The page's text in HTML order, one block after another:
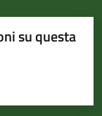
su questa